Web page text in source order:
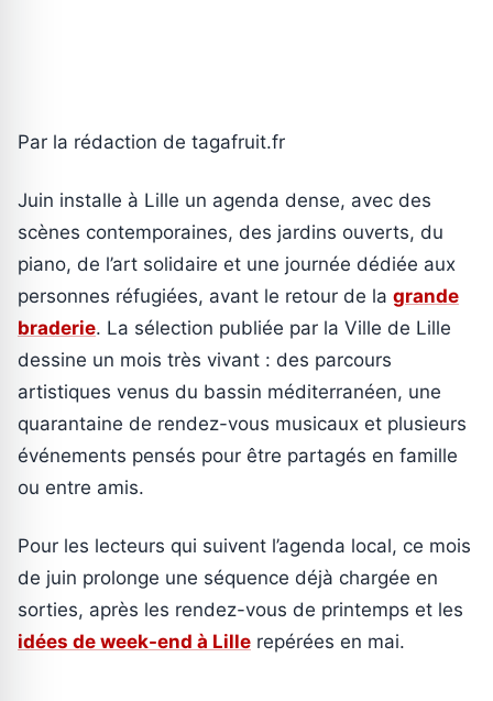
Par la rédaction de tagafruit.fr
Juin installe à Lille un agenda dense, avec des
scènes contemporaines, des jardins ouverts, du
piano, de l’art solidaire et une journée dédiée aux
personnes réfugiées, avant le retour de la grande
braderie. La sélection publiée par la Ville de Lille
dessine un mois très vivant : des parcours
artistiques venus du bassin méditerranéen, une
quarantaine de rendez-vous musicaux et plusieurs
événements pensés pour être partagés en famille
ou entre amis.
Pour les lecteurs qui suivent l’agenda local, ce mois
de juin prolonge une séquence déjà chargée en
sorties, après les rendez-vous de printemps et les
idées de week-end à Lille repérées en mai.